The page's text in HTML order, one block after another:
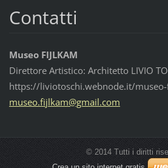
Contatti
Museo FIJLKAM
Direttore Artistico: Architetto LIVIO
https://liviotoschi.webnode.it/
museo.fijlkam@gmail.com
© 2014 Tutti i diritti